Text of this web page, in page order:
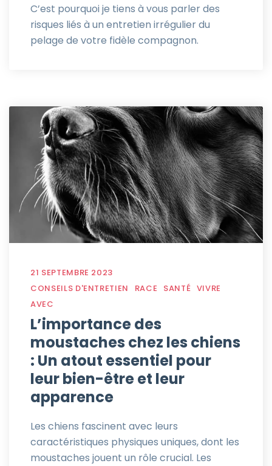
C’est pourquoi je tiens à vous parler des
risques liés à un entretien irrégulier du
pelage de votre fidèle compagnon.
21 SEPTEMBRE 2023
CONSEILS D'ENTRETIEN
RACE SANTÉ VIVRE
AVEC
L’importance des
moustaches chez les chiens
: Un atout essentiel pour
leur bien-être et leur
apparence
Les chiens fascinent avec leurs
caractéristiques physiques uniques, dont les
moustaches jouent un rôle crucial. Les